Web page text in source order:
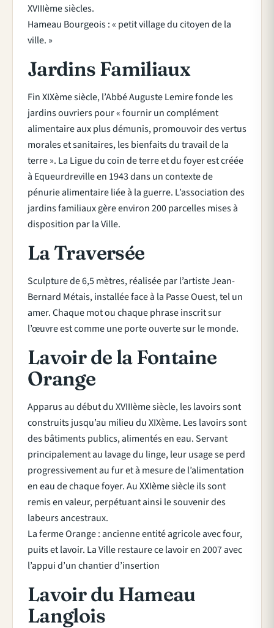
XVIIIème siècles.
Hameau Bourgeois : « petit village du citoyen de la
ville. »
Jardins Familiaux
Fin XIXème siècle, l’Abbé Auguste Lemire fonde les
jardins ouvriers pour « fournir un complément
alimentaire aux plus démunis, promouvoir des vertus
morales et sanitaires, les bienfaits du travail de la
terre ». La Ligue du coin de terre et du foyer est créée
à Equeurdreville en 1943 dans un contexte de
pénurie alimentaire liée à la guerre. L’association des
jardins familiaux gère environ 200 parcelles mises à
disposition par la Ville.
La Traversée
Sculpture de 6,5 mètres, réalisée par l’artiste Jean-
Bernard Métais, installée face à la Passe Ouest, tel un
amer. Chaque mot ou chaque phrase inscrit sur
l’œuvre est comme une porte ouverte sur le monde.
Lavoir de la Fontaine
Orange
Apparus au début du XVIIIème siècle, les lavoirs sont
construits jusqu’au milieu du XIXème. Les lavoirs sont
des bâtiments publics, alimentés en eau. Servant
principalement au lavage du linge, leur usage se perd
progressivement au fur et à mesure de l’alimentation
en eau de chaque foyer. Au XXIème siècle ils sont
remis en valeur, perpétuant ainsi le souvenir des
labeurs ancestraux.
La ferme Orange : ancienne entité agricole avec four,
puits et lavoir. La Ville restaure ce lavoir en 2007 avec
l’appui d’un chantier d’insertion
Lavoir du Hameau
Langlois